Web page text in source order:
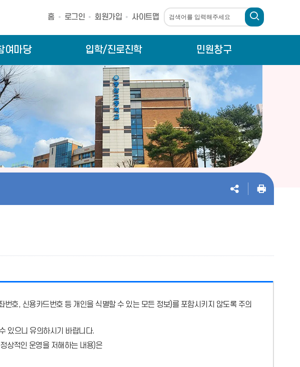
홈 로그인 회원가입 사이트맵
여마당 입학/진로진학 민원창구
호, 신용카드번호 등 개인을 식별할 수 있는 모든 정보)를 포함시키지 않도록 주의
있으니 유의하시기 바랍니다.
상적인 운영을 저해하는 내용)은